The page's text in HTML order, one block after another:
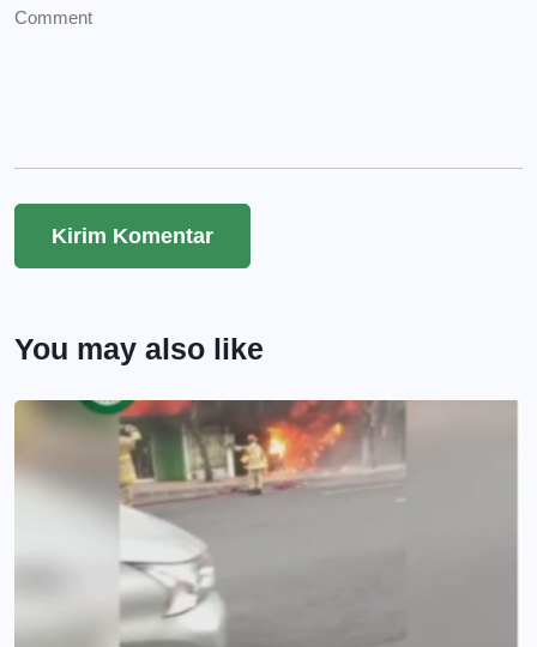
You may also like